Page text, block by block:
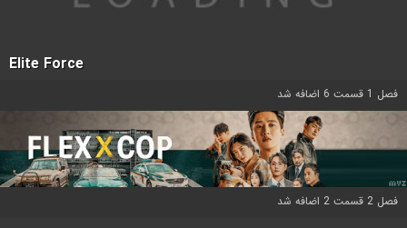
Elite Force
فصل 1 قسمت 6 اضافه شد
فصل 2 قسمت 2 اضافه شد